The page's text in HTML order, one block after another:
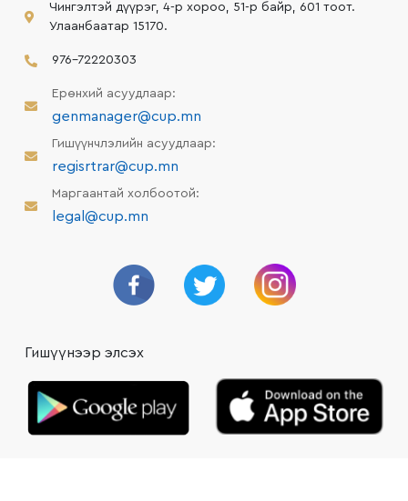
Чингэлтэй дүүрэг, 4-р хороо, 51-р байр, 601 тоот.
Улаанбаатар 15170.
976-72220303
Ерөнхий асуудлаар:
genmanager@cup.mn
Гишүүнчлэлийн асуудлаар:
regisrtrar@cup.mn
Маргаантай холбоотой:
legal@cup.mn
Гишүүнээр элсэх